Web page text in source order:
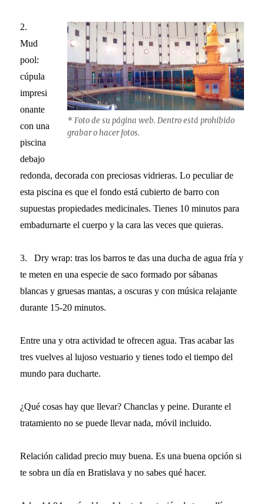
* Foto de su página web. Dentro está prohibido
grabar o hacer fotos.
2.
Mud
pool:
cúpula
impresi
onante
con una
piscina
debajo
redonda, decorada con preciosas vidrieras. Lo peculiar de
esta piscina es que el fondo está cubierto de barro con
supuestas propiedades medicinales. Tienes 10 minutos para
embadurnarte el cuerpo y la cara las veces que quieras.
3.
Dry wrap: tras los barros te das una ducha de agua fría y
te meten en una especie de saco formado por sábanas
blancas y gruesas mantas, a oscuras y con música relajante
durante 15-20 minutos.
Entre una y otra actividad te ofrecen agua. Tras acabar las
tres vuelves al lujoso vestuario y tienes todo el tiempo del
mundo para ducharte.
¿Qué cosas hay que llevar? Chanclas y peine. Durante el
tratamiento no se puede llevar nada, móvil incluido.
Relación calidad precio muy buena. Es una buena opción si
te sobra un día en Bratislava y no sabes qué hacer.